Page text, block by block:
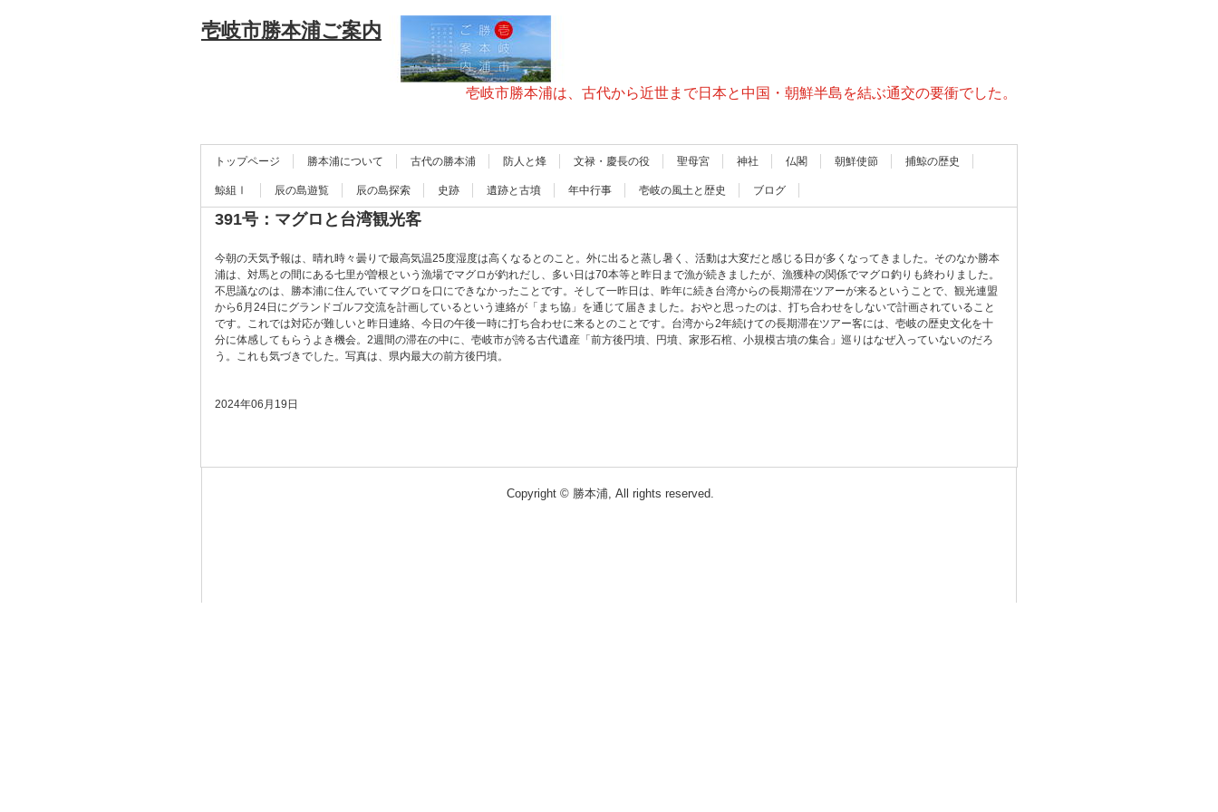
壱岐市勝本浦ご案内
壱岐市勝本浦は、古代から近世まで日本と中国・朝鮮半島を結ぶ通交の要衝でした。
トップページ 勝本浦について 古代の勝本浦 防人と烽 文禄・慶長の役 聖母宮 神社 仏閣 朝鮮使節 捕鯨の歴史
鯨組Ⅰ 辰の島遊覧 辰の島探索 史跡 遺跡と古墳 年中行事 壱岐の風土と歴史 ブログ
391号：マグロと台湾観光客
今朝の天気予報は、晴れ時々曇りで最高気温25度湿度は高くなるとのこと。外に出ると蒸し暑く、活動は大変だと感じる日が多くなってきました。そのなか勝本
浦は、対馬との間にある七里が曽根という漁場でマグロが釣れだし、多い日は70本等と昨日まで漁が続きましたが、漁獲枠の関係でマグロ釣りも終わりました。
不思議なのは、勝本浦に住んでいてマグロを口にできなかったことです。そして一昨日は、昨年に続き台湾からの長期滞在ツアーが来るということで、観光連盟
から6月24日にグランドゴルフ交流を計画しているという連絡が「まち協」を通じて届きました。おやと思ったのは、打ち合わせをしないで計画されていること
です。これでは対応が難しいと昨日連絡、今日の午後一時に打ち合わせに来るとのことです。台湾から2年続けての長期滞在ツアー客には、壱岐の歴史文化を十
分に体感してもらうよき機会。2週間の滞在の中に、壱岐市が誇る古代遺産「前方後円墳、円墳、家形石棺、小規模古墳の集合」巡りはなぜ入っていないのだろ
う。これも気づきでした。写真は、県内最大の前方後円墳。
2024年06月19日
Copyright © 勝本浦, All rights reserved.